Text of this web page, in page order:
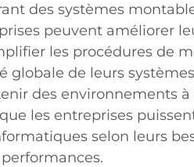
des systèmes
peuvent améliorer
les procédures de
globale de leurs
des environnements
les entreprises
selon leurs